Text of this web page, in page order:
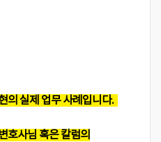
의 실제 업무 사례입니다.
호사님 혹은 칼럼의